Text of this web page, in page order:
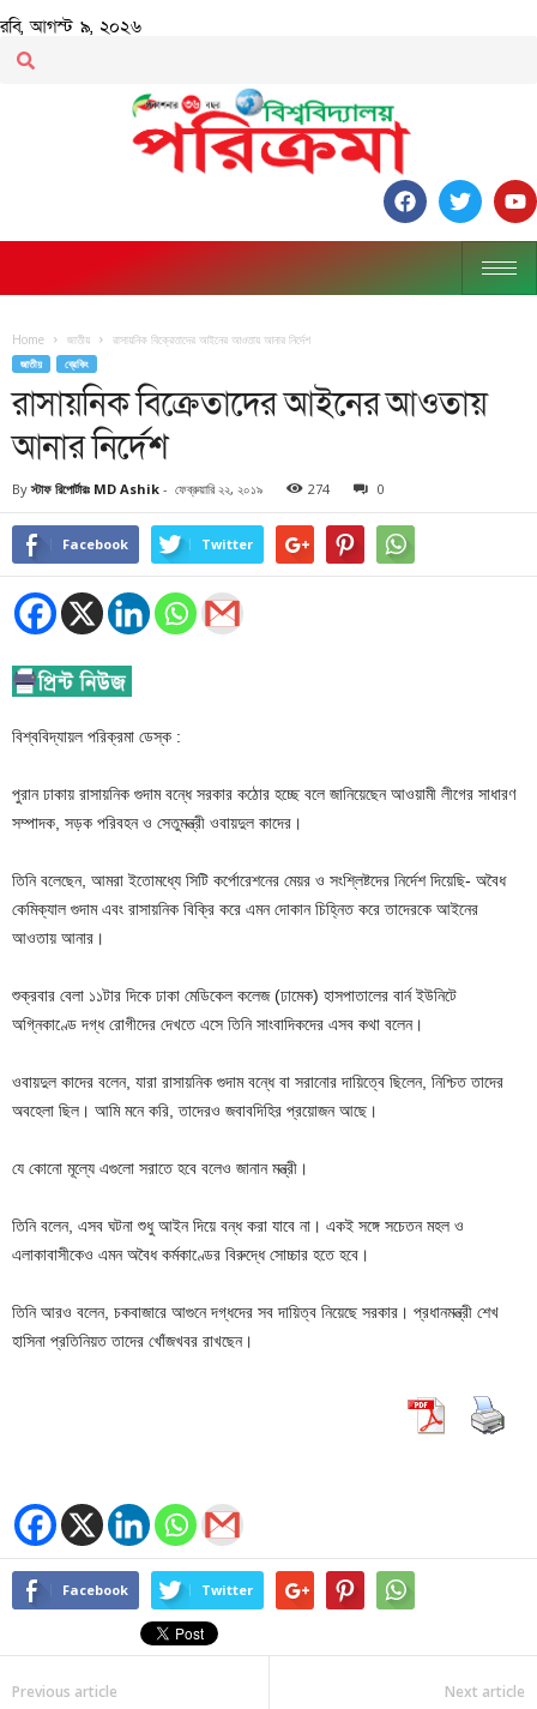
রবি, আগস্ট ৯, ২০২৬
Home জাতীয় রাসায়নিক বিক্রেতাদের আইনের আওতায় আনার নির্দেশ
জাতীয় ব্রেকিং
রাসায়নিক বিক্রেতাদের আইনের আওতায়
আনার নির্দেশ
By স্টাফ রিপোর্টারঃ MD Ashik - ফেব্রুয়ারি ২২, ২০১৯ 274 0
Facebook Twitter
বিশ্ববিদ্যায়ল পরিক্রমা ডেস্ক :
পুরান ঢাকায় রাসায়নিক গুদাম বন্ধে সরকার কঠোর হচ্ছে বলে জানিয়েছেন আওয়ামী লীগের সাধারণ
সম্পাদক, সড়ক পরিবহন ও সেতুমন্ত্রী ওবায়দুল কাদের।
তিনি বলেছেন, আমরা ইতোমধ্যে সিটি কর্পোরেশনের মেয়র ও সংশ্লিষ্টদের নির্দেশ দিয়েছি- অবৈধ
কেমিক্যাল গুদাম এবং রাসায়নিক বিক্রি করে এমন দোকান চিহ্নিত করে তাদেরকে আইনের
আওতায় আনার।
শুক্রবার বেলা ১১টার দিকে ঢাকা মেডিকেল কলেজ (ঢামেক) হাসপাতালের বার্ন ইউনিটে
অগ্নিকাণ্ডে দগ্ধ রোগীদের দেখতে এসে তিনি সাংবাদিকদের এসব কথা বলেন।
ওবায়দুল কাদের বলেন, যারা রাসায়নিক গুদাম বন্ধে বা সরানোর দায়িত্বে ছিলেন, নিশ্চিত তাদের
অবহেলা ছিল। আমি মনে করি, তাদেরও জবাবদিহির প্রয়োজন আছে।
যে কোনো মূল্যে এগুলো সরাতে হবে বলেও জানান মন্ত্রী।
তিনি বলেন, এসব ঘটনা শুধু আইন দিয়ে বন্ধ করা যাবে না। একই সঙ্গে সচেতন মহল ও
এলাকাবাসীকেও এমন অবৈধ কর্মকাণ্ডের বিরুদ্ধে সোচ্চার হতে হবে।
তিনি আরও বলেন, চকবাজারে আগুনে দগ্ধদের সব দায়িত্ব নিয়েছে সরকার। প্রধানমন্ত্রী শেখ
হাসিনা প্রতিনিয়ত তাদের খোঁজখবর রাখছেন।
Facebook Twitter
Previous article Next article